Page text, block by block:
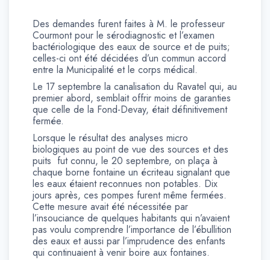
Des demandes furent faites à M. le professeur
Courmont pour le sérodiagnostic et l’examen
bactériologique des eaux de source et de puits;
celles-ci ont été décidées d’un commun accord
entre la Municipalité et le corps médical.
Le 17 septembre la canalisation du Ravatel qui, au
premier abord, semblait offrir moins de garanties
que celle de la Fond-Devay, était définitivement
fermée.
Lorsque le résultat des analyses micro
biologiques au point de vue des sources et des
puits fut connu, le 20 septembre, on plaça à
chaque borne fontaine un écriteau signalant que
les eaux étaient reconnues non potables. Dix
jours après, ces pompes furent même fermées.
Cette mesure avait été nécessitée par
l’insouciance de quelques habitants qui n’avaient
pas voulu comprendre l’importance de l’ébullition
des eaux et aussi par l’imprudence des enfants
qui continuaient à venir boire aux fontaines.